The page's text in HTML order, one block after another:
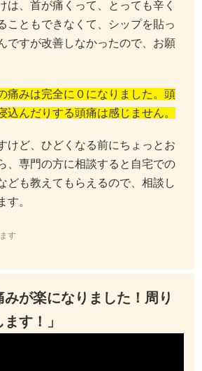
は、首が痛くって、とっても辛く
こともできなくて、シップを貼っ
ですが改善しなかったので、お願
痛みは完全に０になりました。頭
込んだりする頭痛は感じません。
けど、ひどくなる前にちょっとお
、専門の方に相談すると自宅での
ども教えてもらえるので、相談し
す。
す
みが楽になりました！周り
す！」